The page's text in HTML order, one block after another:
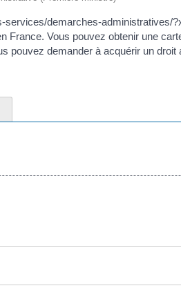
demarches-
France. Vous pouvez obtenir une
pouvez demander à acquérir un droit